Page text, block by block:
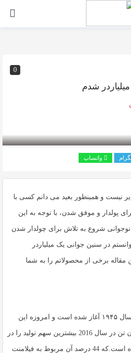
0
شدم
واتساپ
نیست و همینطور بعید می دانم کسی با
پولدار و موفق شدن، با توجه به این
شروع به تلاش برای چولدار شدن
در سنین جوانی یک میلیاردر
مقاله برخی از محصولاتم را به شما
از سال ۱۹۴۵ آغاز شده است و امروزه این
لیف با تولید جهانی 76.66میلیون تن در سال 2016 بیشترین سهم تولید را در
بین الیاف به خود اختصاص داده است.که 44 درصد آن مربوط به فیلامنت